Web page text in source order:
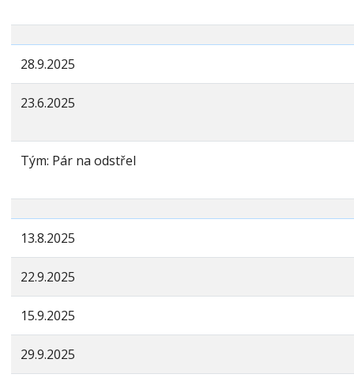
28.9.2025
23.6.2025
Tým: Pár na odstřel
13.8.2025
22.9.2025
15.9.2025
29.9.2025